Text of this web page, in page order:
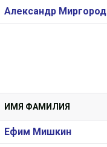
Александр Миргород
ИМЯ ФАМИЛИЯ
Ефим Мишкин